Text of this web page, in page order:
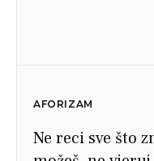
AFORIZAM
Ne reci sve što